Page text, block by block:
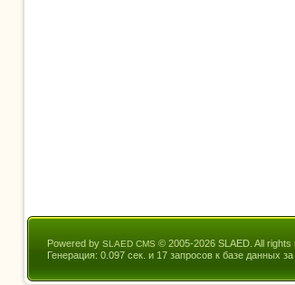
Powered by SLAED CMS © 2005-2026 SLAED. All rights
Генерация: 0.097 сек. и 17 запросов к базе данных за